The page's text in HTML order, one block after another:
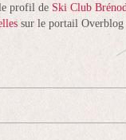
profil de Ski Club
sur le portail Overblog